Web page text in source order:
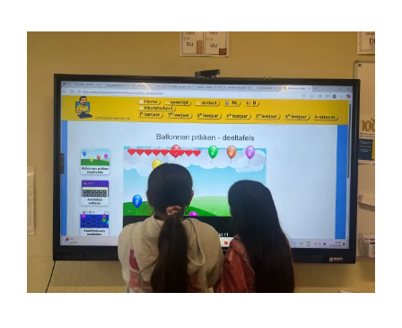
De maal- en deeltafels
oefenen
Derde leerjaar